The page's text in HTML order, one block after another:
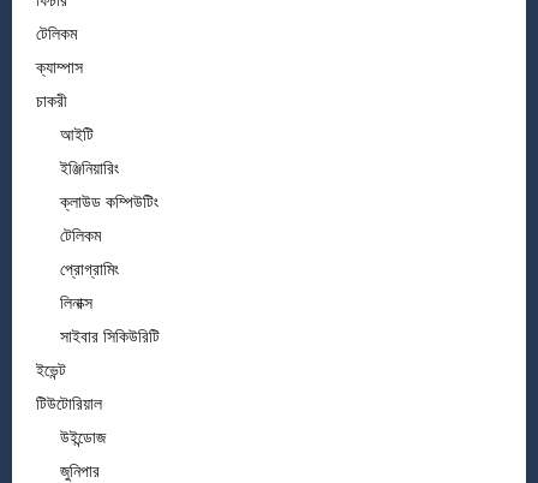
টেলিকম
ক্যাম্পাস
চাকরী
আইটি
ইঞ্জিনিয়ারিং
ক্লাউড কম্পিউটিং
টেলিকম
প্রোগ্রামিং
লিনাক্স
সাইবার সিকিউরিটি
ইভেন্ট
টিউটোরিয়াল
উইন্ডোজ
জুনিপার